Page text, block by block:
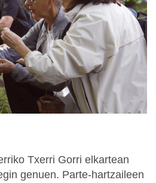
Txerri Gorri elkartean
genuen. Parte-hartzaileen